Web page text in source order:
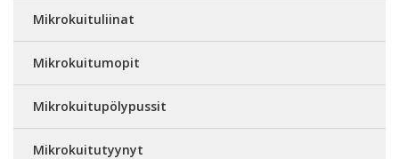
Mikrokuituliinat
Mikrokuitumopit
Mikrokuitupölypussit
Mikrokuitutyynyt